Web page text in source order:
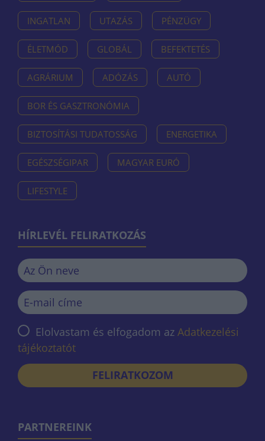
INGATLAN UTAZÁS PÉNZÜGY
ÉLETMÓD GLOBÁL BEFEKTETÉS
AGRÁRIUM ADÓZÁS AUTÓ
BOR ÉS GASZTRONÓMIA
BIZTOSÍTÁSI TUDATOSSÁG ENERGETIKA
EGÉSZSÉGIPAR MAGYAR EURÓ
LIFESTYLE
HÍRLEVÉL FELIRATKOZÁS
Elolvastam és elfogadom az Adatkezelési
tájékoztatót
FELIRATKOZOM
PARTNEREINK